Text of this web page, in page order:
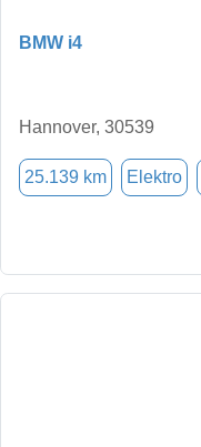
BMW i4
Hannover, 30539
25.139 km Elektro